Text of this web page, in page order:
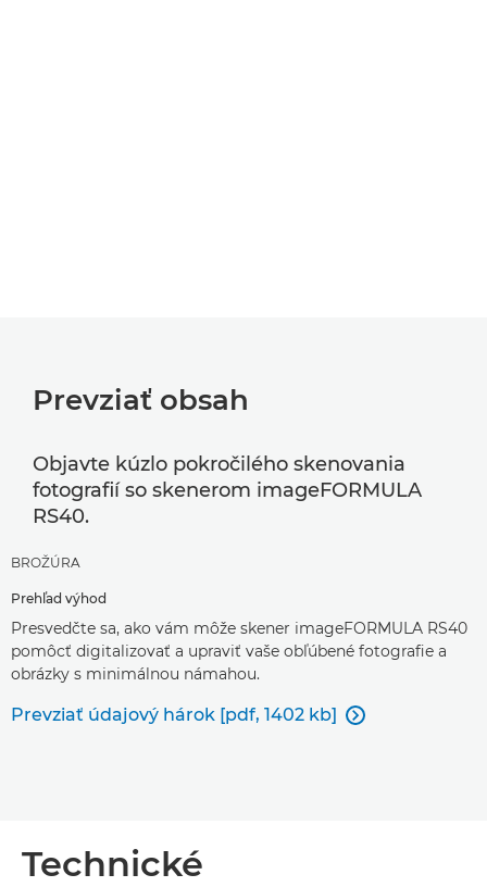
Prevziať obsah
Objavte kúzlo pokročilého skenovania
fotografií so skenerom imageFORMULA
RS40.
BROŽÚRA
Prehľad výhod
Presvedčte sa, ako vám môže skener imageFORMULA RS40
pomôcť digitalizovať a upraviť vaše obľúbené fotografie a
obrázky s minimálnou námahou.
Prevziať údajový hárok [pdf, 1402 kb] 
Technické